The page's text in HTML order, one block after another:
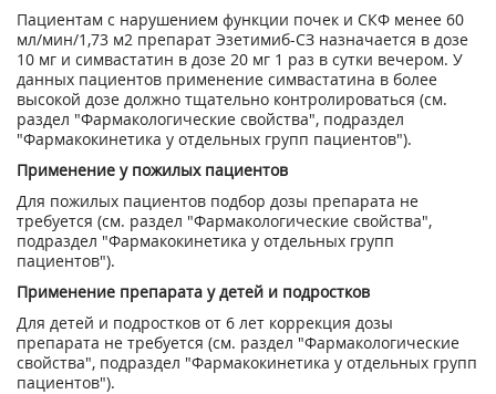
Пациентам с нарушением функции почек и СКФ менее 60
мл/мин/1,73 м2 препарат Эзетимиб-СЗ назначается в дозе
10 мг и симвастатин в дозе 20 мг 1 раз в сутки вечером. У
данных пациентов применение симвастатина в более
высокой дозе должно тщательно контролироваться (см.
раздел "Фармакологические свойства", подраздел
"Фармакокинетика у отдельных групп пациентов").
Применение у пожилых пациентов
Для пожилых пациентов подбор дозы препарата не
требуется (см. раздел "Фармакологические свойства",
подраздел "Фармакокинетика у отдельных групп
пациентов").
Применение препарата у детей и подростков
Для детей и подростков от 6 лет коррекция дозы
препарата не требуется (см. раздел "Фармакологические
свойства", подраздел "Фармакокинетика у отдельных групп
пациентов").